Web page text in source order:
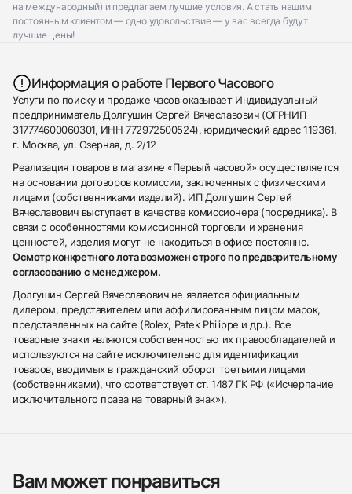
на международный) и предлагаем лучшие условия. А стать нашим
постоянным клиентом — одно удовольствие — у вас всегда будут
лучшие цены!
Информация о работе Первого Часового
Услуги по поиску и продаже часов оказывает Индивидуальный
предприниматель Долгушин Сергей Вячеславович (ОГРНИП
317774600060301, ИНН 772972500524), юридический адрес 119361,
г. Москва, ул. Озерная, д. 2/12
Реализация товаров в магазине «Первый часовой» осуществляется
на основании договоров комиссии, заключенных с физическими
лицами (собственниками изделий). ИП Долгушин Сергей
Вячеславович выступает в качестве комиссионера (посредника). В
связи с особенностями комиссионной торговли и хранения
ценностей, изделия могут не находиться в офисе постоянно.
Осмотр конкретного лота возможен строго по предварительному
согласованию с менеджером.
Долгушин Сергей Вячеславович не является официальным
дилером, представителем или аффилированным лицом марок,
представленных на сайте (Rolex, Patek Philippe и др.). Все
товарные знаки являются собственностью их правообладателей и
используются на сайте исключительно для идентификации
товаров, вводимых в гражданский оборот третьими лицами
(собственниками), что соответствует ст. 1487 ГК РФ («Исчерпание
исключительного права на товарный знак»).
Вам может понравиться